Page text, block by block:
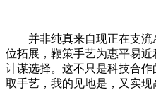
并非纯真来自现正在支流AI
位拓展，鞭策手艺为惠平易
计谋选择。这不只是科技合
取手艺，我的见地是，又实